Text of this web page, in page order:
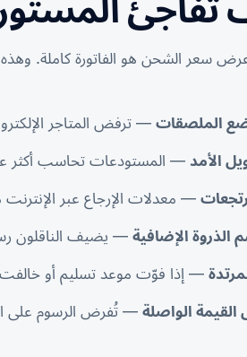
تفاجئ
سعر الشحن هو الفاتورة كاملة. وهذه
الملصقات — ترفض المتاجر
الأمد — المستودعات تحاسب أكثر
— معدلات الإرجاع عبر
الإضافية — يضيف الناقلون
— إذا فوّت موعد تسليم أو خالفت
القيمة الواصلة — تُفرض الرسوم على